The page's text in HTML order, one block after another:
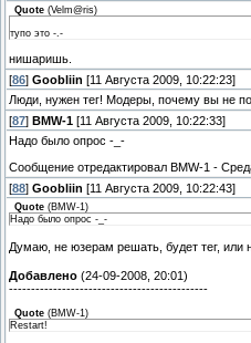
Quote (Velm@ris)
тупо это -.-
нишаришь.
[86] Goobliin [11 Августа 2009, 10:22:23]
Люди, нужен тег! Модеры, почему вы не
[87] BMW-1 [11 Августа 2009, 10:22:33]
Надо было опрос -_-
Сообщение отредактировал BMW-1 -
[88] Goobliin [11 Августа 2009, 10:22:43]
Quote (BMW-1)
Надо было опрос -_-
Думаю, не юзерам решать, будет тег, или
Добавлено (24-09-2008, 20:01)
---------------------------------------------
Quote (BMW-1 )
Restart!